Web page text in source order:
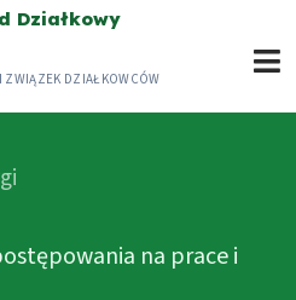
Działkowy
ZWIĄZEK DZIAŁKOWCÓW
na prace i